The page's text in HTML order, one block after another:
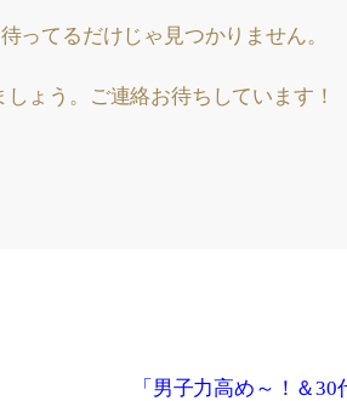
ってるだけじゃ見つかりません。
ょう。ご連絡お待ちしています！
「男子力高め～！＆